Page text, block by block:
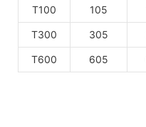
T100 105
T300 305
T600 605